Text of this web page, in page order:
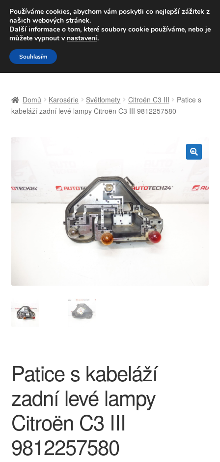
DOPRAVA od 139,-Kč
Volejte po-pá 9-16 704 494 494
Přeskočit
na
navigaci
Přejít
k
obsahu
Celosvětová doprava
Košík
Platby
Reklamace
Reklamační řád
Vrakoviště Citroën
Domů Karosérie Světlomety Citroën C3 III
Patice s
kabeláží zadní levé lampy Citroën C3 III 9812257580
Patice s kabeláží
zadní levé lampy
Citroën C3 III
9812257580
Používáme cookies, abychom vám poskytli co nejlepší zážitek z
našich webových stránek.
Další informace o tom, které soubory cookie používáme, nebo je
můžete vypnout v nastavení.
Souhlasím